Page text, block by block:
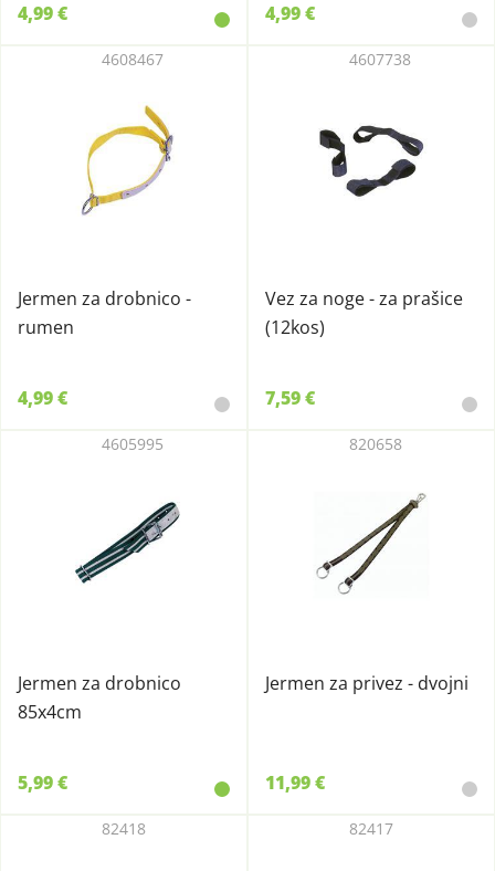
4,99 € 4,99 €
Jermen za drobnico -
rumen
4608467
4,99 €
Vez za noge - za prašice
(12kos)
4607738
7,59 €
Jermen za drobnico
85x4cm
4605995
5,99 €
Jermen za privez - dvojni
820658
11,99 €
82418 82417